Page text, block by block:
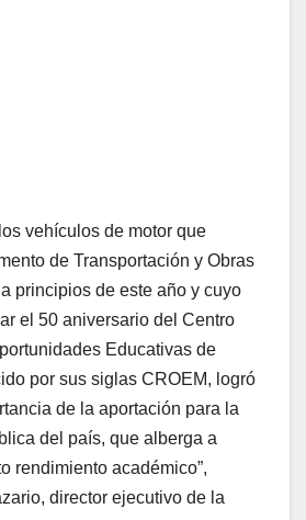
vehículos de motor que
de Transportación y Obras
principios de este año y cuyo
el 50 aniversario del Centro
Educativas de
por sus siglas CROEM, logró
de la aportación para la
del país, que alberga a
rendimiento académico”,
director ejecutivo de la